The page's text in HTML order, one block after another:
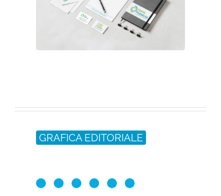
GRAFICA EDITORIALE